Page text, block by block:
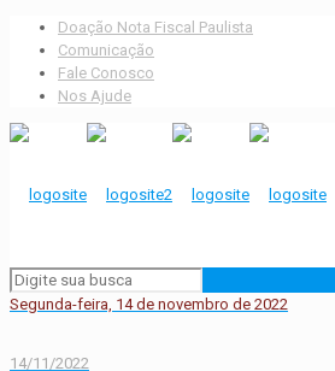
Doação Nota Fiscal Paulista
Comunicação
Fale Conosco
Nos Ajude
Segunda-feira, 14 de novembro de 2022
14/11/2022